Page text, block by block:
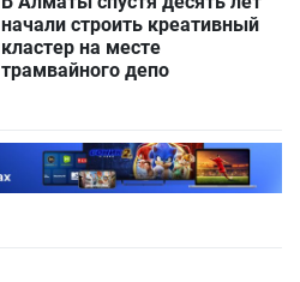
начали строить креативный
кластер на месте
трамвайного депо